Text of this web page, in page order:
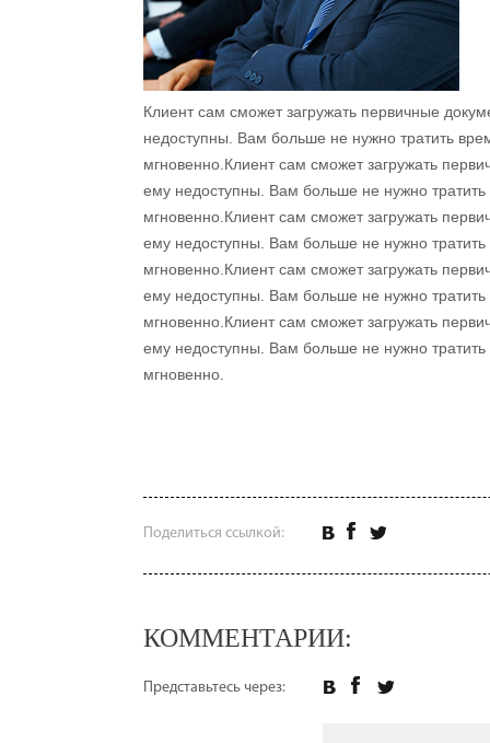
Клиент сам сможет загружать первичные
недоступны. Вам больше не нужно тратить
мгновенно. Клиент сам сможет загружать
ему недоступны. Вам больше не нужно
мгновенно.Клиент сам сможет загружать
ему недоступны. Вам больше не нужно
мгновенно.Клиент сам сможет загружать
ему недоступны. Вам больше не нужно
мгновенно.Клиент сам сможет загружать
ему недоступны. Вам больше не нужно
мгновенно.
Поделиться ссылкой:
КОММЕНТАРИИ:
Представьтесь через: